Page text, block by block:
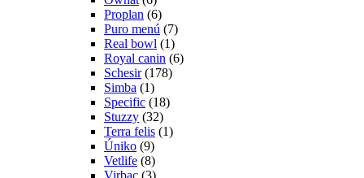
Proplan (6)
Puro menú (7)
Real bowl (1)
Royal canin (6)
Schesir (178)
Simba (1)
Specific (18)
Stuzzy (32)
Terra felis (1)
Úniko (9)
Vetlife (8)
Virbac (3)